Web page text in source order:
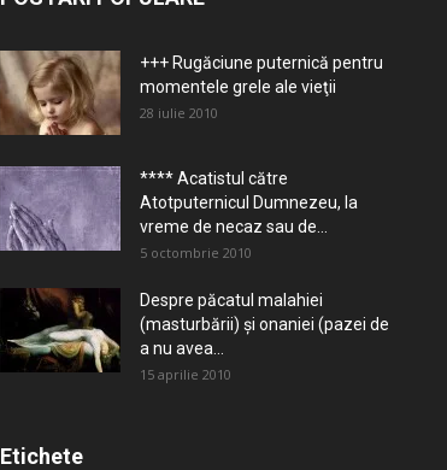
+++ Rugăciune puternică pentru
momentele grele ale vieţii
28 iulie 2010
**** Acatistul către
Atotputernicul Dumnezeu, la
vreme de necaz sau de...
5 octombrie 2010
Despre păcatul malahiei
(masturbării) şi onaniei (pazei de
a nu avea...
15 aprilie 2010
Etichete